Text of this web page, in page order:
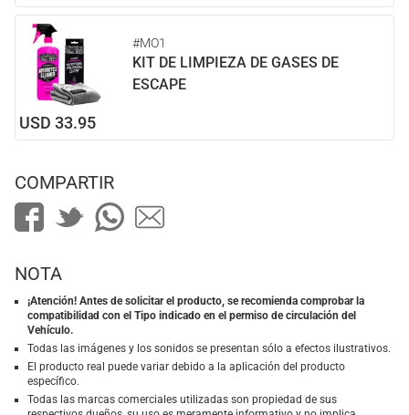
#MO1
KIT DE LIMPIEZA DE GASES DE
ESCAPE
USD 33.95
COMPARTIR
NOTA
¡Atención! Antes de solicitar el producto, se recomienda comprobar la
compatibilidad con el Tipo indicado en el permiso de circulación del
Vehículo.
Todas las imágenes y los sonidos se presentan sólo a efectos ilustrativos.
El producto real puede variar debido a la aplicación del producto
específico.
Todas las marcas comerciales utilizadas son propiedad de sus